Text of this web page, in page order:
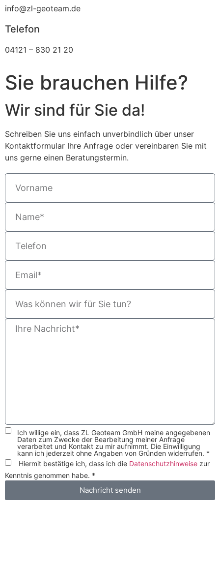
info@zl-geoteam.de
Telefon
04121 – 830 21 20
Sie brauchen Hilfe?
Wir sind für Sie da!
Schreiben Sie uns einfach unverbindlich über unser
Kontaktformular Ihre Anfrage oder vereinbaren Sie mit
uns gerne einen Beratungstermin.
Ich willige ein, dass ZL Geoteam GmbH meine angegebenen
Daten zum Zwecke der Bearbeitung meiner Anfrage
verarbeitet und Kontakt zu mir aufnimmt. Die Einwilligung
kann ich jederzeit ohne Angaben von Gründen widerrufen. *
Hiermit bestätige ich, dass ich die Datenschutzhinweise zur
Kenntnis genommen habe. *
Nachricht senden